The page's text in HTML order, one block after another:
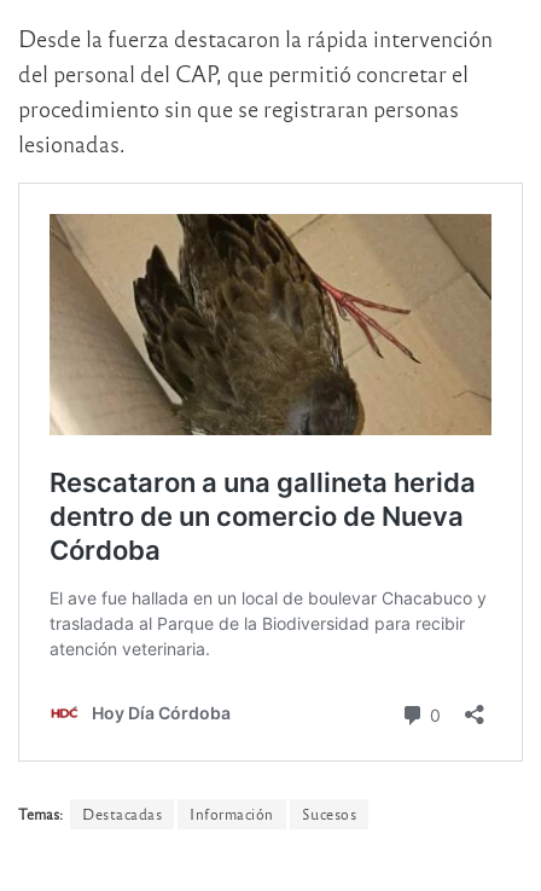
Desde la fuerza destacaron la rápida intervención
del personal del CAP, que permitió concretar el
procedimiento sin que se registraran personas
lesionadas.
Temas: Destacadas Información Sucesos